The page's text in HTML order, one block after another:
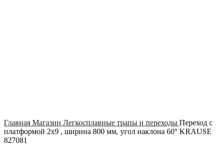
Главная Магазин Легкосплавные трапы и переходы Переход с
платформой 2х9 , ширина 800 мм, угол наклона 60° KRAUSE
827081